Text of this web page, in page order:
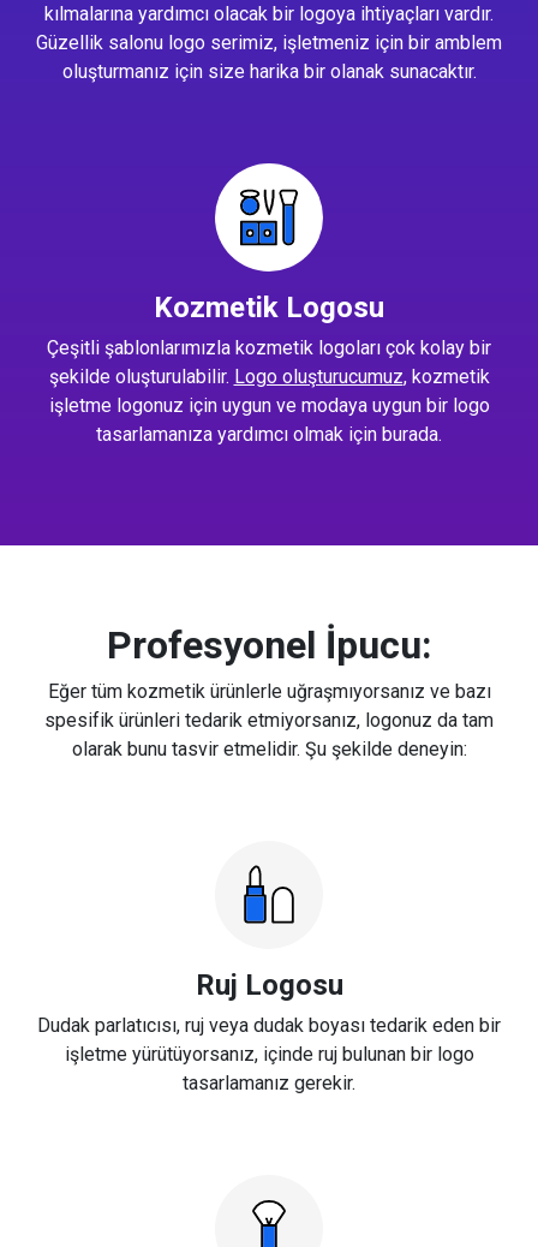
kılmalarına yardımcı olacak bir logoya ihtiyaçları vardır.
Güzellik salonu logo serimiz, işletmeniz için bir amblem
oluşturmanız için size harika bir olanak sunacaktır.
Kozmetik Logosu
Çeşitli şablonlarımızla kozmetik logoları çok kolay bir
şekilde oluşturulabilir. Logo oluşturucumuz, kozmetik
işletme logonuz için uygun ve modaya uygun bir logo
tasarlamanıza yardımcı olmak için burada.
Profesyonel İpucu:
Eğer tüm kozmetik ürünlerle uğraşmıyorsanız ve bazı
spesifik ürünleri tedarik etmiyorsanız, logonuz da tam
olarak bunu tasvir etmelidir. Şu şekilde deneyin:
Ruj Logosu
Dudak parlatıcısı, ruj veya dudak boyası tedarik eden bir
işletme yürütüyorsanız, içinde ruj bulunan bir logo
tasarlamanız gerekir.